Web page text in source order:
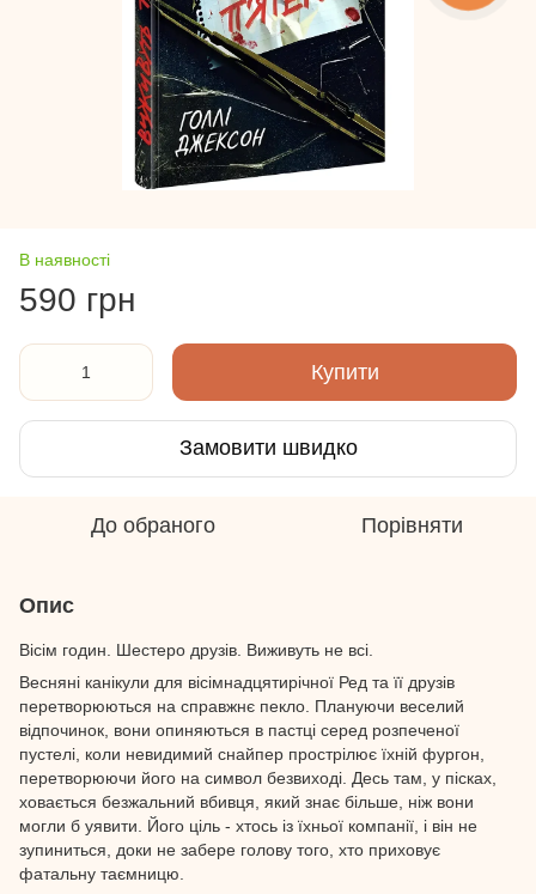
В наявності
590 грн
Купити
Замовити швидко
До обраного Порівняти
Опис
Вісім годин. Шестеро друзів. Виживуть не всі.
Весняні канікули для вісімнадцятирічної Ред та її друзів
перетворюються на справжнє пекло. Плануючи веселий
відпочинок, вони опиняються в пастці серед розпеченої
пустелі, коли невидимий снайпер прострілює їхній фургон,
перетворюючи його на символ безвиході. Десь там, у пісках,
ховається безжальний вбивця, який знає більше, ніж вони
могли б уявити. Його ціль - хтось із їхньої компанії, і він не
зупиниться, доки не забере голову того, хто приховує
фатальну таємницю.